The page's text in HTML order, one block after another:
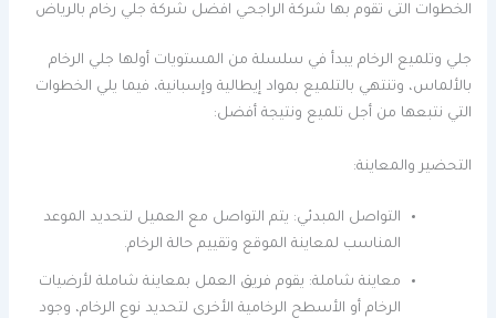
الخطوات التى تقوم بها شركة الراجحي افضل شركة جلي رخام بالرياض
جلي وتلميع الرخام يبدأ في سلسلة من المستويات أولها جلي الرخام
بالألماس، وتنتهي بالتلميع بمواد إيطالية وإسبانية، فيما يلي الخطوات
التي نتبعها من أجل تلميع ونتيجة أفضل:
التحضير والمعاينة:
التواصل المبدئي: يتم التواصل مع العميل لتحديد الموعد
المناسب لمعاينة الموقع وتقييم حالة الرخام.
معاينة شاملة: يقوم فريق العمل بمعاينة شاملة لأرضيات
الرخام أو الأسطح الرخامية الأخرى لتحديد نوع الرخام، وجود